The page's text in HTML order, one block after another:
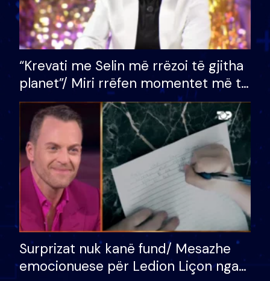
“Krevati me Selin më rrëzoi të gjitha
planet”/ Miri rrëfen momentet më të
bukura në shtëpinë e BB VIP: Do më
mungojë zilja e mëngjesit kur…
Surprizat nuk kanë fund/ Mesazhe
emocionuese për Ledion Liçon nga